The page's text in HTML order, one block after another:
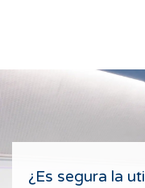
¿Es segura la